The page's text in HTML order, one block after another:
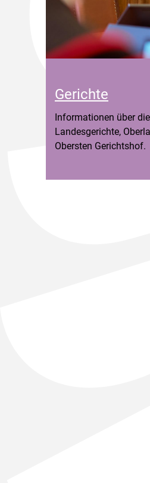
Gerichte
Informationen über
Landesgerichte,
Obersten Gerichtshof.